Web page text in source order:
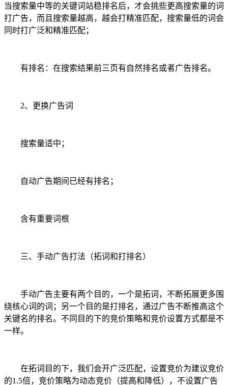
当搜索量中等的关键词站稳排名后，才会挑些更高搜索量的词
打广告，而且搜索量越高，越会打精准匹配，搜索量低的词会
同时打广泛和精准匹配；
有排名：在搜索结果前三页有自然排名或者广告排名。
2、更换广告词
搜索量适中；
自动广告期间已经有排名；
含有重要词根
三、手动广告打法（拓词和打排名）
手动广告主要有两个目的，一个是拓词，不断拓展更多围
绕核心词的词；另一个目的是打排名，通过广告不断推高这个
关键名的排名。不同目的下的竞价策略和竞价设置方式都是不
一样。
在拓词目的下，我们会开广泛匹配，设置竞价为建议竞价
的1.5倍，竞价策略为动态竞价（提高和降低），不设置广告